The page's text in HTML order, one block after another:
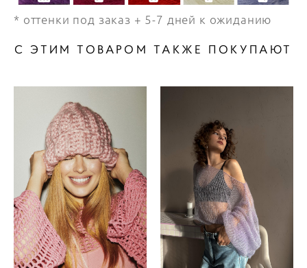
* оттенки под заказ + 5-7 дней к ожиданию
С ЭТИМ ТОВАРОМ ТАКЖЕ ПОКУПАЮТ